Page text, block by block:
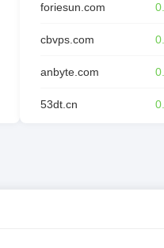
foriesun.com
cbvps.com
anbyte.com
53dt.cn